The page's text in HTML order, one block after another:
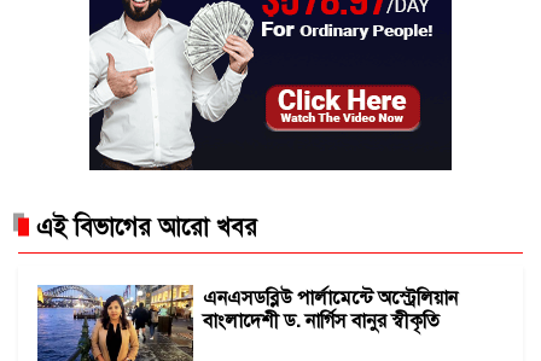
এই বিভাগের আরো খবর
এনএসডব্লিউ পার্লামেন্টে অস্ট্রেলিয়ান
বাংলাদেশী ড. নার্গিস বানুর স্বীকৃতি